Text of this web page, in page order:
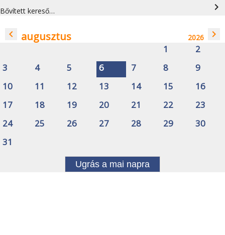
Bővített kereső… navigate_next
navigate_before augusztus 2026 navigate_next
1
2
3
4 5 6 7 8
9
10
11 12 13 14 15
16
17
18 19 20 21 22
23
24
25 26 27 28 29
30
31
Ugrás a mai napra